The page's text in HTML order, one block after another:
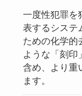
一度性犯罪を
表するシステ
ための化学的
ような「刻印
含め、より重
ます。